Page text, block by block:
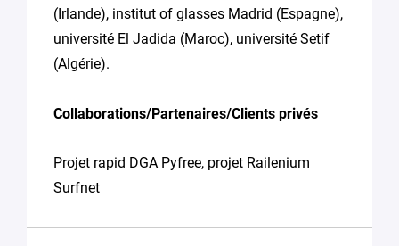
(Irlande), institut of glasses Madrid (Espagne),
université El Jadida (Maroc), université Setif
(Algérie).
Collaborations/Partenaires/Clients privés
Projet rapid DGA Pyfree, projet Railenium
Surfnet